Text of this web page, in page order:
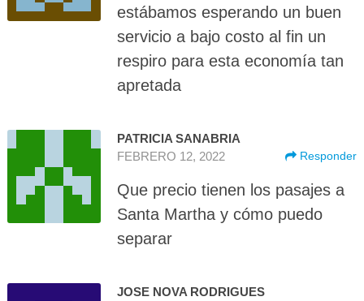
estábamos esperando un buen
servicio a bajo costo al fin un
respiro para esta economía tan
apretada
PATRICIA SANABRIA
FEBRERO 12, 2022
Responder
Que precio tienen los pasajes a
Santa Martha y cómo puedo
separar
JOSE NOVA RODRIGUES